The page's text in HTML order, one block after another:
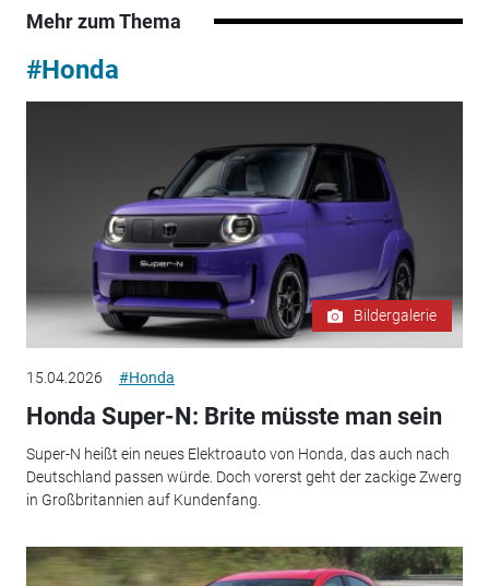
Mehr zum Thema
#Honda
Bildergalerie
15.04.2026 #Honda
Honda Super-N: Brite müsste man sein
Super-N heißt ein neues Elektroauto von Honda, das auch nach
Deutschland passen würde. Doch vorerst geht der zackige Zwerg
in Großbritannien auf Kundenfang.